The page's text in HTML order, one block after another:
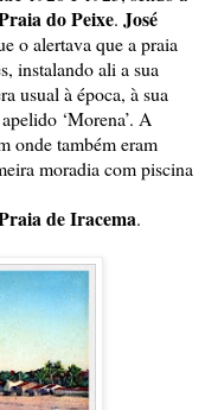
do Peixe. José
o alertava que a praia
instalando ali a sua
usual à época, à sua
‘Morena’. A
onde também eram
moradia com piscina
de Iracema.